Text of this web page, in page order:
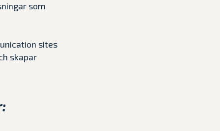
som
sites
skapar